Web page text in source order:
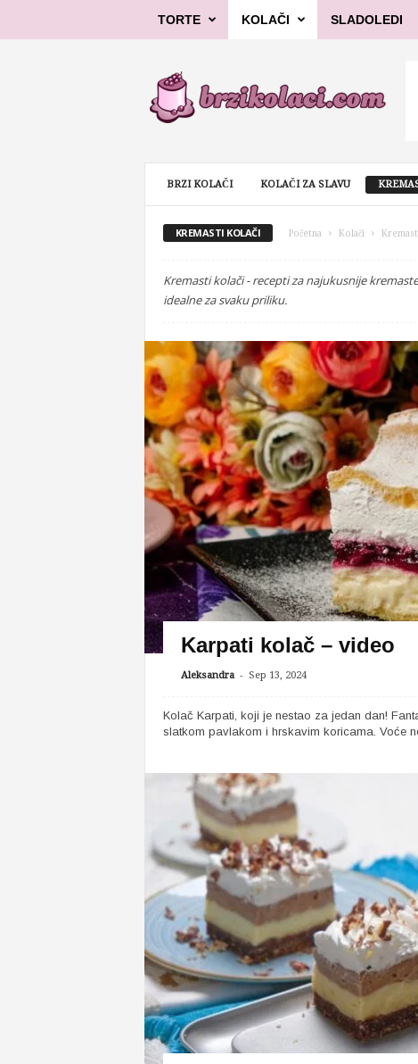
TORTE KOLAČI SLADOLEDI
l
č
BRZI KOLAČI KOLAČI ZA SLAVU
KREMASTI KOLAČI Početna Kolači
Kremasti kolači - recepti za najukusnije
idealne za svaku priliku.
Karpati kolač – video
Aleksandra - Sep 13, 2024
Kolač Karpati, koji je nestao za jedan dan!
slatkom pavlakom i hrskavim koricama. Voće